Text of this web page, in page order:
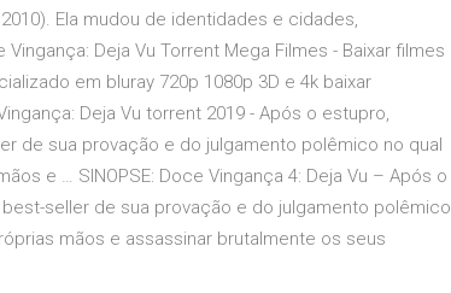
Ela mudou de identidades e cidades,
Deja Vu Torrent Mega Filmes - Baixar filmes
em bluray 720p 1080p 3D e 4k baixar
Deja Vu torrent 2019 - Após o estupro,
de sua provação e do julgamento polêmico no qual
e … SINOPSE: Doce Vingança 4: Deja Vu – Após o
seller de sua provação e do julgamento polêmico
mãos e assassinar brutalmente os seus